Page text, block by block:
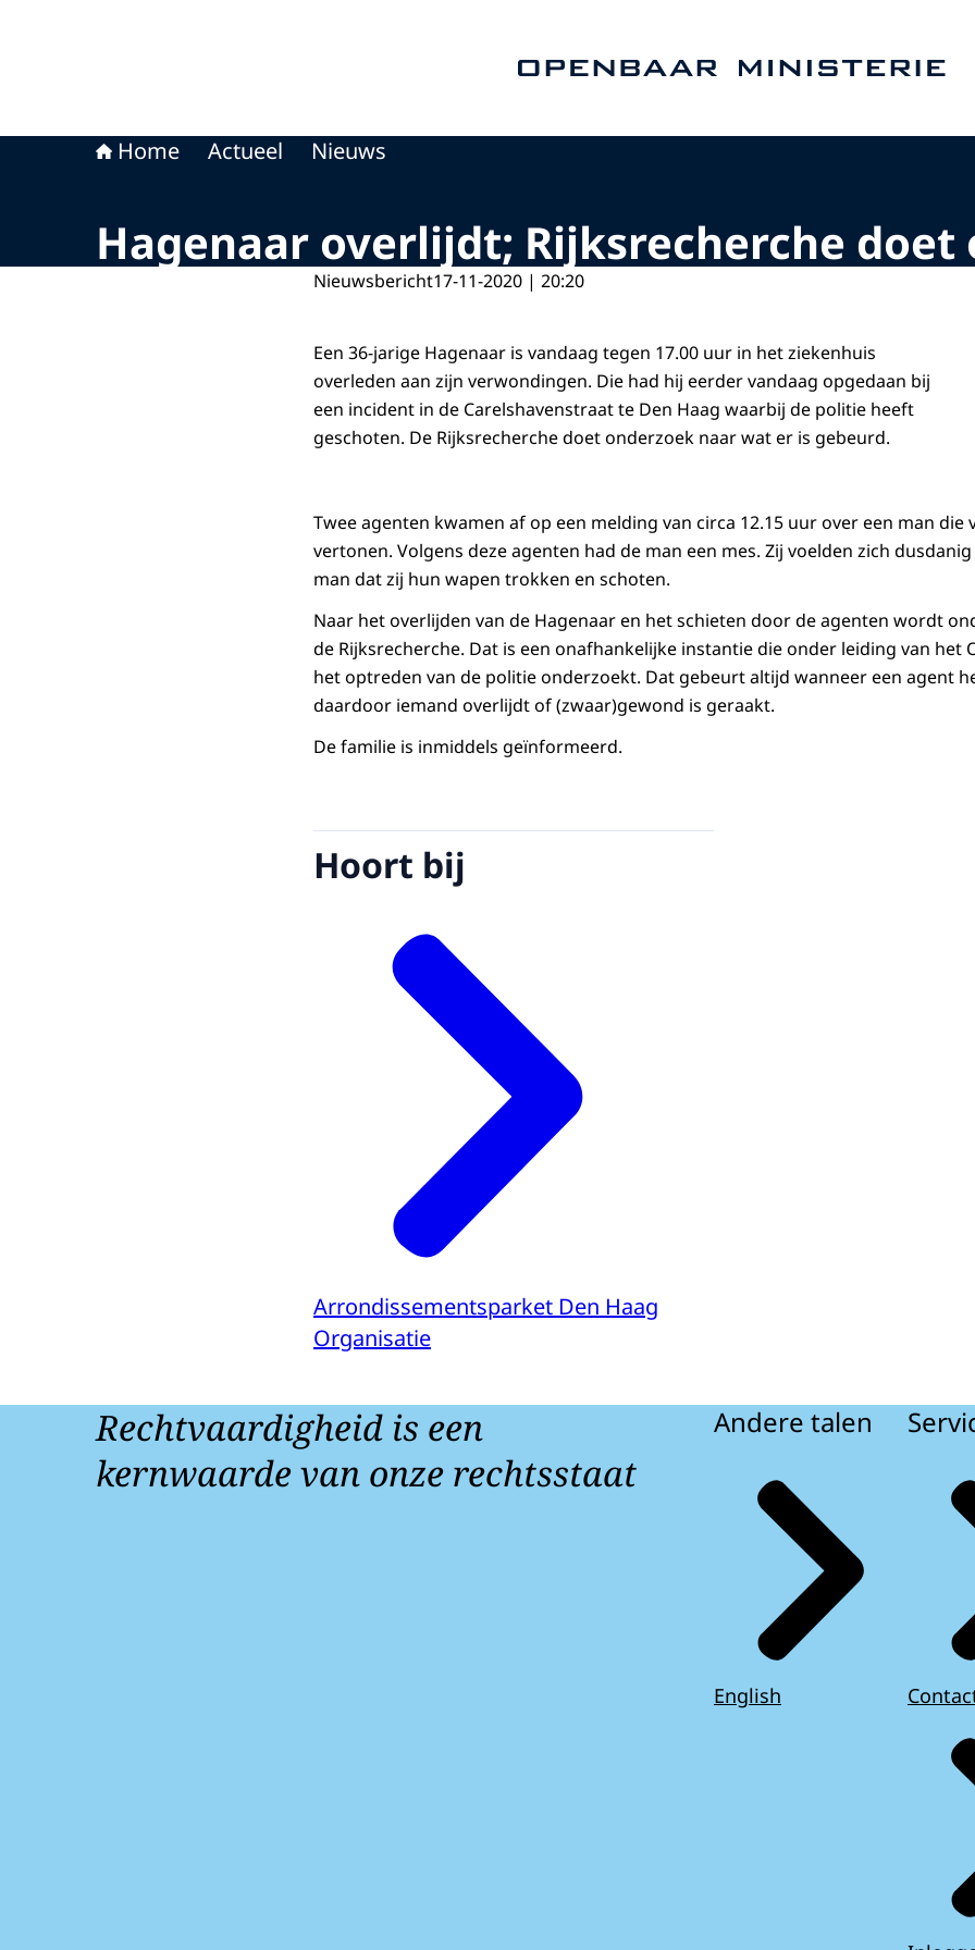
Home Actueel Nieuws
Hagenaar overlijdt; Rijksrecherche doet
Nieuwsbericht17-11-2020 | 20:20
Een 36-jarige Hagenaar is vandaag tegen 17.00 uur in het ziekenhuis
overleden aan zijn verwondingen. Die had hij eerder vandaag opgedaan bij
een incident in de Carelshavenstraat te Den Haag waarbij de politie heeft
geschoten. De Rijksrecherche doet onderzoek naar wat er is gebeurd.
Twee agenten kwamen af op een melding van circa 12.15 uur over een man die
vertonen. Volgens deze agenten had de man een mes. Zij voelden zich
man dat zij hun wapen trokken en schoten.
Naar het overlijden van de Hagenaar en het schieten door de agenten wordt
de Rijksrecherche. Dat is een onafhankelijke instantie die onder leiding van het
het optreden van de politie onderzoekt. Dat gebeurt altijd wanneer een agent
daardoor iemand overlijdt of (zwaar)gewond is geraakt.
De familie is inmiddels geïnformeerd.
Hoort bij
Arrondissementsparket Den Haag
Organisatie
Rechtvaardigheid is een
kernwaarde van onze rechtsstaat
Andere talen
English